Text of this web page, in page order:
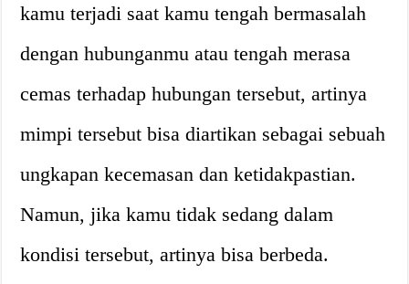
kamu terjadi saat kamu tengah bermasalah
dengan hubunganmu atau tengah merasa
cemas terhadap hubungan tersebut, artinya
mimpi tersebut bisa diartikan sebagai sebuah
ungkapan kecemasan dan ketidakpastian.
Namun, jika kamu tidak sedang dalam
kondisi tersebut, artinya bisa berbeda.